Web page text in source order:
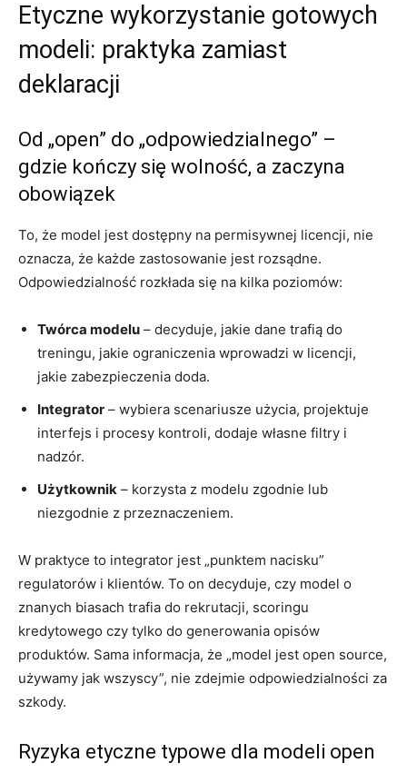
Etyczne wykorzystanie gotowych
modeli: praktyka zamiast
deklaracji
Od „open” do „odpowiedzialnego” –
gdzie kończy się wolność, a zaczyna
obowiązek
To, że model jest dostępny na permisywnej licencji, nie
oznacza, że każde zastosowanie jest rozsądne.
Odpowiedzialność rozkłada się na kilka poziomów:
Twórca modelu – decyduje, jakie dane trafią do
treningu, jakie ograniczenia wprowadzi w licencji,
jakie zabezpieczenia doda.
Integrator – wybiera scenariusze użycia, projektuje
interfejs i procesy kontroli, dodaje własne filtry i
nadzór.
Użytkownik – korzysta z modelu zgodnie lub
niezgodnie z przeznaczeniem.
W praktyce to integrator jest „punktem nacisku”
regulatorów i klientów. To on decyduje, czy model o
znanych biasach trafia do rekrutacji, scoringu
kredytowego czy tylko do generowania opisów
produktów. Sama informacja, że „model jest open source,
używamy jak wszyscy”, nie zdejmie odpowiedzialności za
szkody.
Ryzyka etyczne typowe dla modeli open